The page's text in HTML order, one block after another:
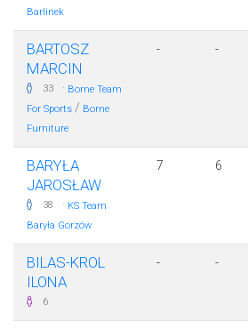
Barlinek
BARTOSZ
MARCIN
33 · Borne Team
For Sports / Borne
Furniture
- -
BARYŁA
JAROSŁAW
38 · KS Team
Baryła Gorzów
7 6
BILAS-KROL
ILONA
6
- -